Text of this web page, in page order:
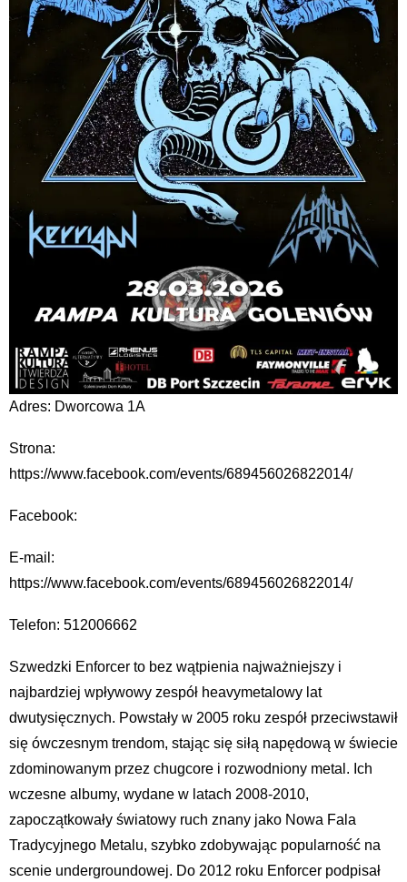
Adres: Dworcowa 1A
Strona:
https://www.facebook.com/events/689456026822014/
Facebook:
E-mail:
https://www.facebook.com/events/689456026822014/
Telefon: 512006662
Szwedzki Enforcer to bez wątpienia najważniejszy i
najbardziej wpływowy zespół heavymetalowy lat
dwutysięcznych. Powstały w 2005 roku zespół przeciwstawił
się ówczesnym trendom, stając się siłą napędową w świecie
zdominowanym przez chugcore i rozwodniony metal. Ich
wczesne albumy, wydane w latach 2008-2010,
zapoczątkowały światowy ruch znany jako Nowa Fala
Tradycyjnego Metalu, szybko zdobywając popularność na
scenie undergroundowej. Do 2012 roku Enforcer podpisał